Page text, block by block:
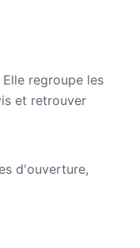
regroupe les
et retrouver
d'ouverture,